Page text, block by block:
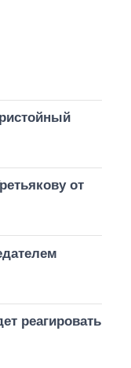
от
реагировать